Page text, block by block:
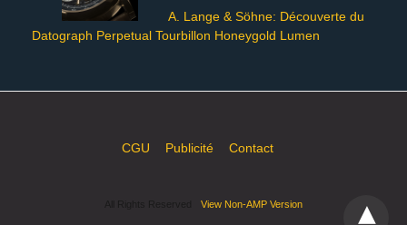
A. Lange & Söhne: Découverte du
Datograph Perpetual Tourbillon Honeygold Lumen
CGU Publicité Contact
View Non-AMP Version